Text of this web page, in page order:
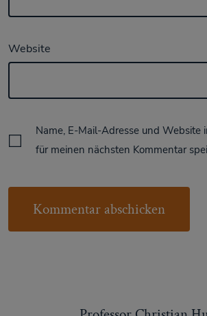
Website
Name, E-Mail-Adresse und Website
für meinen nächsten Kommentar